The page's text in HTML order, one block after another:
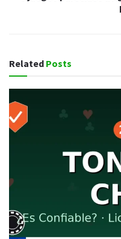
Related Posts